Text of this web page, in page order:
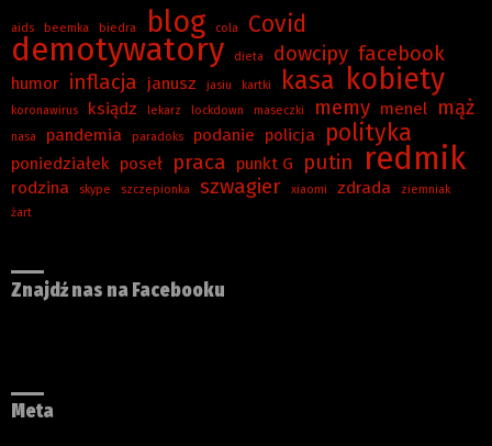
aids beemka biedra blog cola Covid
demotywatory dieta dowcipy facebook
humor inflacja janusz jasiu kartki kasa kobiety
koronawirus ksiądz lekarz lockdown maseczki memy menel mąż
nasa pandemia paradoks podanie policja polityka
poniedziałek poseł praca punkt G putin redmik
rodzina skype szczepionka szwagier xiaomi zdrada
ziemniak
żart
Znajdź nas na Facebooku
Meta